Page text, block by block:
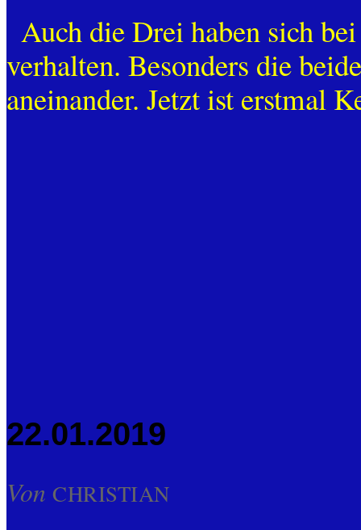
Auch die Drei haben sich
verhalten. Besonders die
aneinander. Jetzt ist erstmal
22.01.2019
Von CHRISTIAN